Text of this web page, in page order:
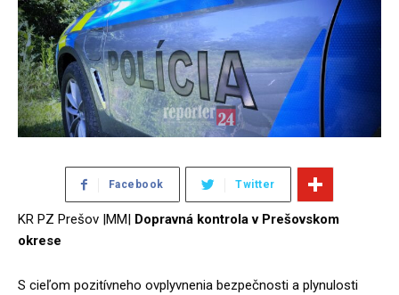
Facebook Twitter
KR PZ Prešov |MM|
Dopravná kontrola v Prešovskom
okrese
S cieľom pozitívneho ovplyvnenia bezpečnosti a plynulosti